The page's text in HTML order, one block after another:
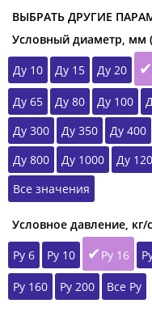
ВЫБРАТЬ ДРУГИЕ
Условный диаметр, мм
Ду 10
Ду 15 Ду 20
Ду 65 Ду 80 Ду 100
Ду 300
Ду 350 Ду 400
Ду 800
Ду 1000 Ду
Все значения
Условное давление, кг/
Ру 6
Ру 10 Ру 16
Ру 160 Ру 200 Все Ру